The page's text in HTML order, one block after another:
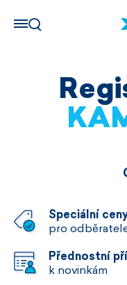
Speciální
pro
Přednostní
k novinkám